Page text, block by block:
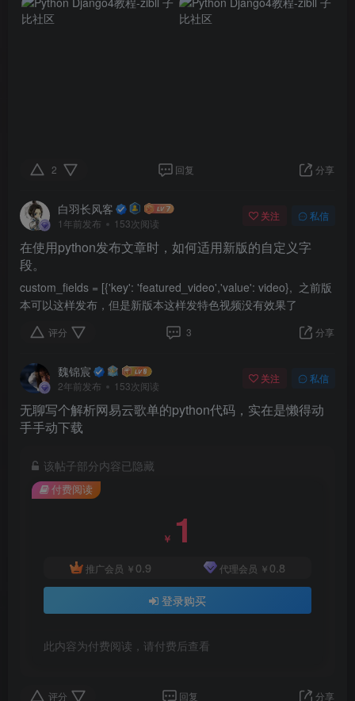
2 回复 分享
白羽长风客
1年前发布 153次阅读
关注 私信
在使用python发布文章时，如何适用新版的自定义字
段。
custom_fields = [{'key': 'featured_video','value': video}, 之前版
本可以这样发布，但是新版本这样发特色视频没有效果了
评分 3 分享
魏锦宸
2年前发布 153次阅读
关注 私信
无聊写个解析网易云歌单的python代码，实在是懒得动
手手动下载
该帖子部分内容已隐藏
付费阅读
￥ 1
推广会员 ￥ 0.9 代理会员 ￥ 0.8
登录购买
此内容为付费阅读，请付费后查看
评分 回复 分享